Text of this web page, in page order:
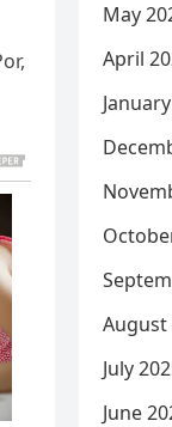
May
April
August
July
June